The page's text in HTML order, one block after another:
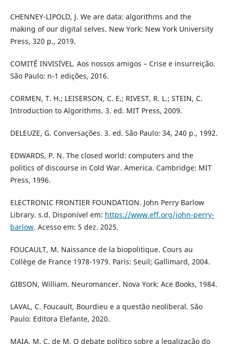
CHENNEY-LIPOLD, J. We are data: algorithms and the
making of our digital selves. New York: New York University
Press, 320 p., 2019.
COMITÊ INVISÍVEL. Aos nossos amigos – Crise e insurreição.
São Paulo: n-1 edições, 2016.
CORMEN, T. H.; LEISERSON, C. E.; RIVEST, R. L.; STEIN, C.
Introduction to Algorithms. 3. ed. MIT Press, 2009.
DELEUZE, G. Conversações. 3. ed. São Paulo: 34, 240 p., 1992.
EDWARDS, P. N. The closed world: computers and the
politics of discourse in Cold War. America. Cambridge: MIT
Press, 1996.
ELECTRONIC FRONTIER FOUNDATION. John Perry Barlow
Library. s.d. Disponível em: https://www.eff.org/john-perry-
barlow. Acesso em: 5 dez. 2025.
FOUCAULT, M. Naissance de la biopolitique. Cours au
Collège de France 1978-1979. Paris: Seuil; Gallimard, 2004.
GIBSON, William. Neuromancer. Nova York: Ace Books, 1984.
LAVAL, C. Foucault, Bourdieu e a questão neoliberal. São
Paulo: Editora Elefante, 2020.
MAIA, M. C. de M. O debate político sobre a legalização do